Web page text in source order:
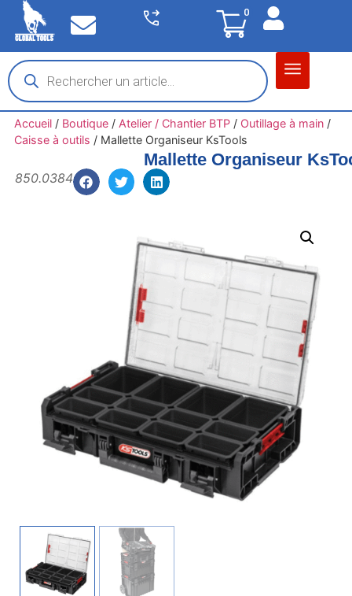
0
Accueil/ Boutique/ Atelier / Chantier BTP/ Outillage à main/
Caisse à outils / Mallette Organiseur KsTools
Mallette Organiseur
850.0384